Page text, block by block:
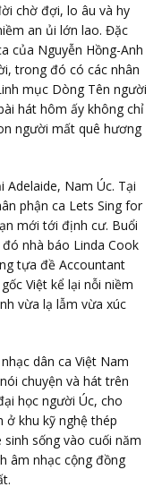
chờ đợi, lo âu và hy
an ủi lớn lao. Đặc
của Nguyễn Hồng-Anh
trong đó có các nhân
mục Dòng Tên người
hát hôm ấy không chỉ
người mất quê hương
Nam Úc. Tại
phận ca Lets Sing for
mới tới định cư. Buổi
nhà báo Linda Cook
tựa đề Accountant
Việt kể lại nỗi niềm
vừa lạ lẫm vừa xúc
dân ca Việt Nam
chuyện và hát trên
học người Úc, cho
ở khu kỹ nghệ thép
sống vào cuối năm
âm nhạc cộng đồng